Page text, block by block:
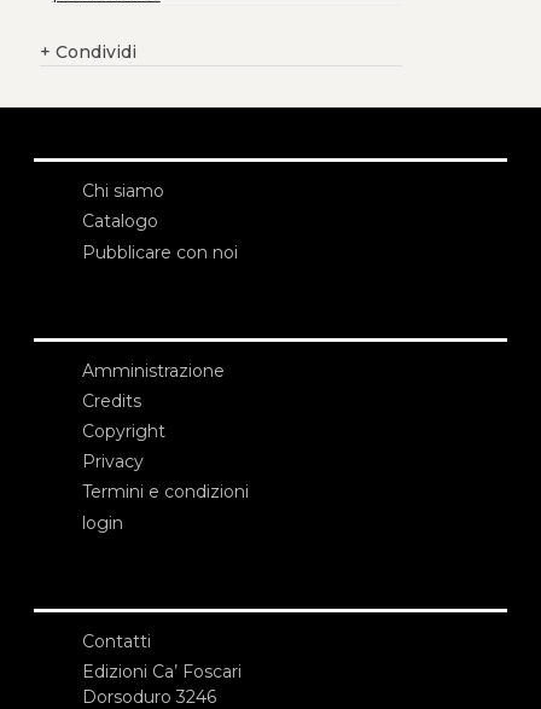
+ Condividi
Chi siamo
Catalogo
Pubblicare con noi
Amministrazione
Credits
Copyright
Privacy
Termini e condizioni
login
Contatti
Edizioni Ca’ Foscari
Dorsoduro 3246